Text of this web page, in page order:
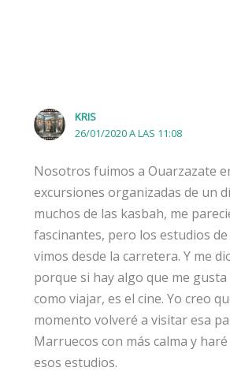
KRIS
26/01/2020 A LAS 11:08
Nosotros fuimos a Ouarzazate
excursiones organizadas de un
muchos de las kasbah, me
fascinantes, pero los estudios
vimos desde la carretera. Y me
porque si hay algo que me
como viajar, es el cine. Yo creo
momento volveré a visitar esa
Marruecos con más calma y
esos estudios.